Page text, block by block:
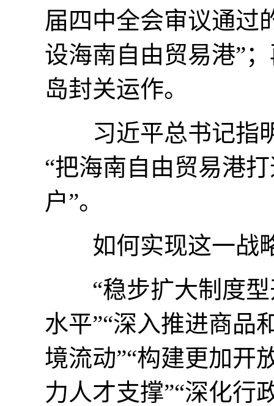
届四中全会审议通过
设海南自由贸易港”
岛封关运作。
习近平总书记指明
“把海南自由贸易港
户”。
如何实现这一战
“稳步扩大制度型
水平”“深入推进商品
境流动”“构建更加开
力人才支撑”“深化行